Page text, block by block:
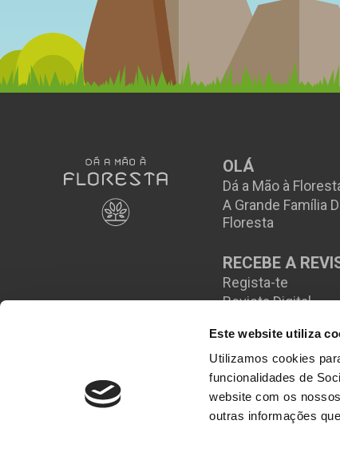
Este website utiliza
Utilizamos cookies
funcionalidades de
website com os
outras informações
OLÁ
Dá a Mão à
A Grande Família
Floresta
RECEBE A
Regista-te
Revista Digital